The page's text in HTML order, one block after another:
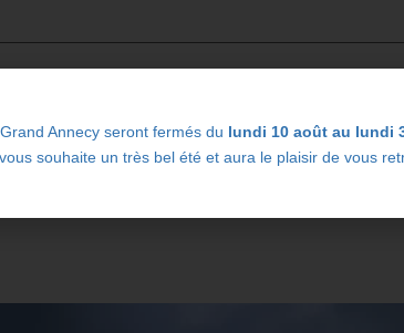
Annecy seront fermés du lundi 10 août au lundi
vous souhaite un très bel été et aura le plaisir de vous